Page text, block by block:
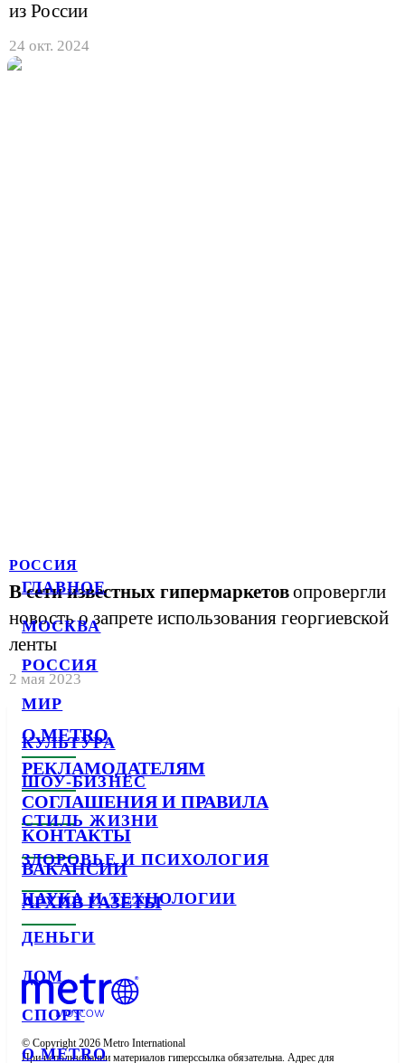
ГЛАВНОЕ
МОСКВА
РОССИЯ
МИР
КУЛЬТУРА
ШОУ-БИЗНЕС
СТИЛЬ ЖИЗНИ
ЗДОРОВЬЕ И ПСИХОЛОГИЯ
НАУКА И ТЕХНОЛОГИИ
ДЕНЬГИ
ДОМ
СПОРТ
О METRO
из России
24 окт. 2024
РОССИЯ
В сети известных гипермаркетовопровергли
новость о запрете использования георгиевской
ленты
2 мая 2023
О METRO
РЕКЛАМОДАТЕЛЯМ
СОГЛАШЕНИЯ И ПРАВИЛА
КОНТАКТЫ
ВАКАНСИИ
АРХИВ ГАЗЕТЫ
© Copyright 2026 Metro International
При использовании материалов гиперссылка обязательна. Адрес для